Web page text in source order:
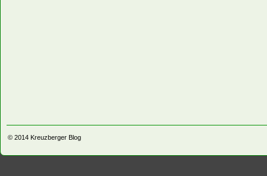
© 2014 Kreuzberger Blog